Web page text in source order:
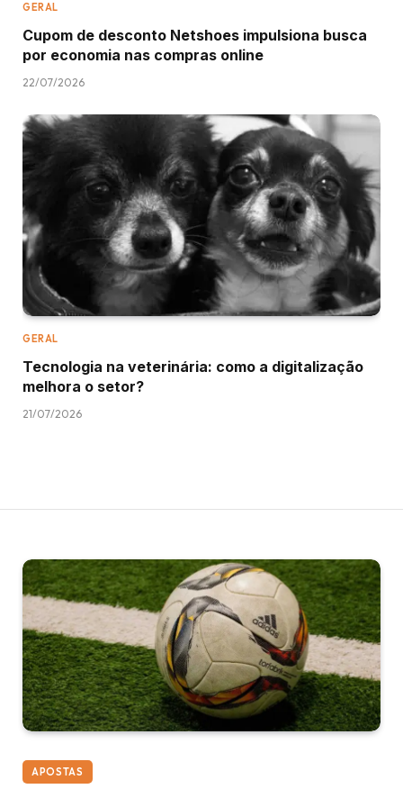
GERAL
Cupom de desconto Netshoes impulsiona busca
por economia nas compras online
22/07/2026
GERAL
Tecnologia na veterinária: como a digitalização
melhora o setor?
21/07/2026
APOSTAS